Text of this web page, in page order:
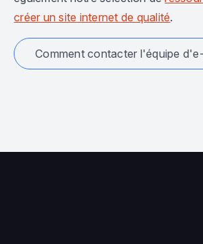
créer un site internet de qualité.
Comment contacter l'équipe